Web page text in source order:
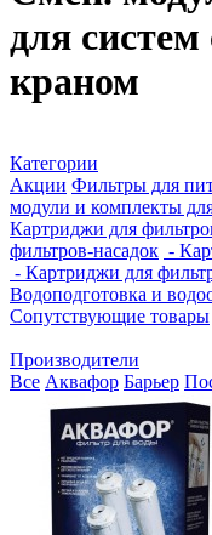
для
краном
Категории
Акции Фильтры для
модули и комплекты
Картриджи для
фильтров-насадок -
- Картриджи для
Водоподготовка и
Сопутствующие товары
Производители
Все Аквафор Барьер